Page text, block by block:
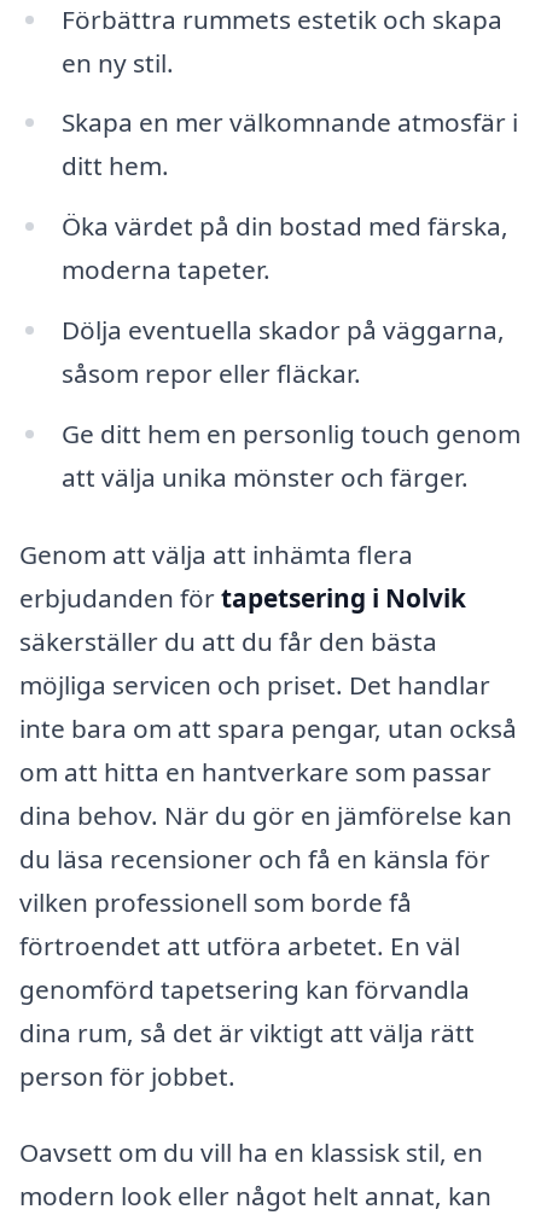
Förbättra rummets estetik och skapa
en ny stil.
Skapa en mer välkomnande atmosfär i
ditt hem.
Öka värdet på din bostad med färska,
moderna tapeter.
Dölja eventuella skador på väggarna,
såsom repor eller fläckar.
Ge ditt hem en personlig touch genom
att välja unika mönster och färger.
Genom att välja att inhämta flera
erbjudanden förtapetsering i Nolvik
säkerställer du att du får den bästa
möjliga servicen och priset. Det handlar
inte bara om att spara pengar, utan också
om att hitta en hantverkare som passar
dina behov. När du gör en jämförelse kan
du läsa recensioner och få en känsla för
vilken professionell som borde få
förtroendet att utföra arbetet. En väl
genomförd tapetsering kan förvandla
dina rum, så det är viktigt att välja rätt
person för jobbet.
Oavsett om du vill ha en klassisk stil, en
modern look eller något helt annat, kan